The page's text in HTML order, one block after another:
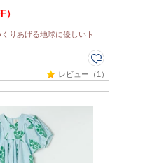
）
りあげる地球に優しいト
レビュー（1）